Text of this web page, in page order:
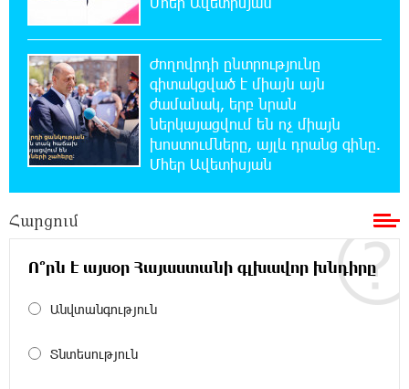
Հարավային Լիբանանում պայթյունի
իսրայելցի զինծառայող
21:39:45 5-08-2026
Բախվել են «Jeep»-ն ու «Ford»-ը. կա 4
վիրավոր
ԱՄՆ-ը հանել է Իրանի ԻՀՊԿ-ին առնչվող
ավիաընկերության նկատմամբ պատժամիջոցները
Ժողովրդի ընտրությունը
գիտակցված է միայն այն
ժամանակ, երբ նրան
ներկայացվում են ոչ միայն
խոստումները, այլև դրանց գինը.
Մհեր Ավետիսյան
Հարցում
Ո՞րն է այսօր Հայաստանի գլխավոր խնդիրը
Անվտանգություն
Տնտեսություն